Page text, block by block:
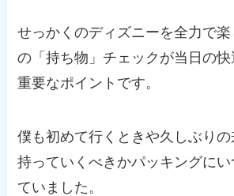
せっかくのディズニーを全力で
の「持ち物」チェックが当日の
重要なポイントです。
僕も初めて行くときや久しぶり
持っていくべきかパッキングに
ていました。